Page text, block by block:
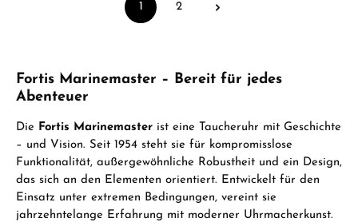
Seite
1 2
Fortis Marinemaster – Bereit für jedes
Abenteuer
Die Fortis Marinemaster ist eine Taucheruhr mit Geschichte
– und Vision. Seit 1954 steht sie für kompromisslose
Funktionalität, außergewöhnliche Robustheit und ein Design,
das sich an den Elementen orientiert. Entwickelt für den
Einsatz unter extremen Bedingungen, vereint sie
jahrzehntelange Erfahrung mit moderner Uhrmacherkunst.